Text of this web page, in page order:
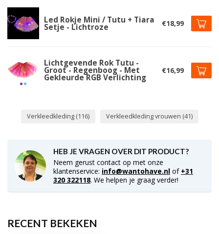
Led Rokje Mini / Tutu + Tiara
Setje - Lichtroze €18,99
Lichtgevende Rok Tutu -
Groot - Regenboog - Met
Gekleurde RGB Verlichting
€16,99
Verkleedkleding (116) Verkleedkleding vrouwen (41)
HEB JE VRAGEN OVER DIT PRODUCT?
Neem gerust contact op met onze
klantenservice: info@wantohave.nl of +31
320 322118. We helpen je graag verder!
RECENT BEKEKEN